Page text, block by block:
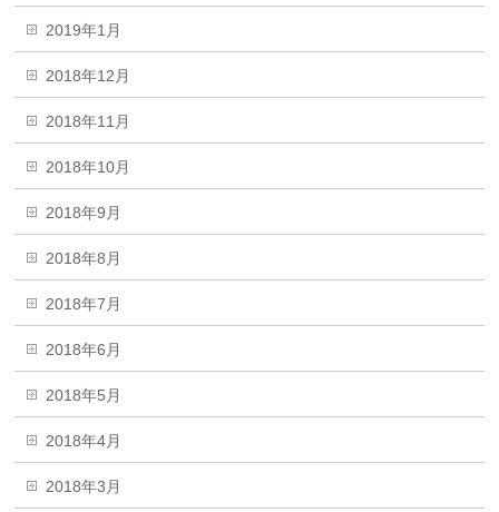
2019年1月
2018年12月
2018年11月
2018年10月
2018年9月
2018年8月
2018年7月
2018年6月
2018年5月
2018年4月
2018年3月